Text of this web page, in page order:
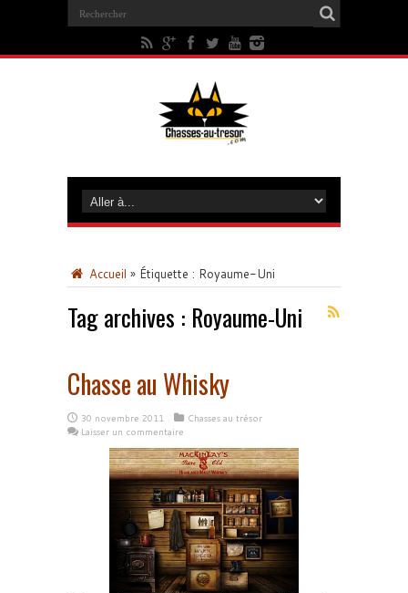
Accueil » Étiquette : Royaume-Uni
Tag archives : Royaume-Uni
Chasse au Whisky
30 novembre 2011
Chasses au trésor
Laisser un commentaire